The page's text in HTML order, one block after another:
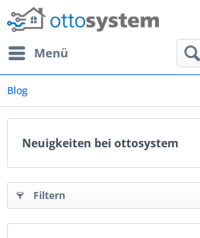
Menü
Blog
Neuigkeiten bei ottosystem
Filtern